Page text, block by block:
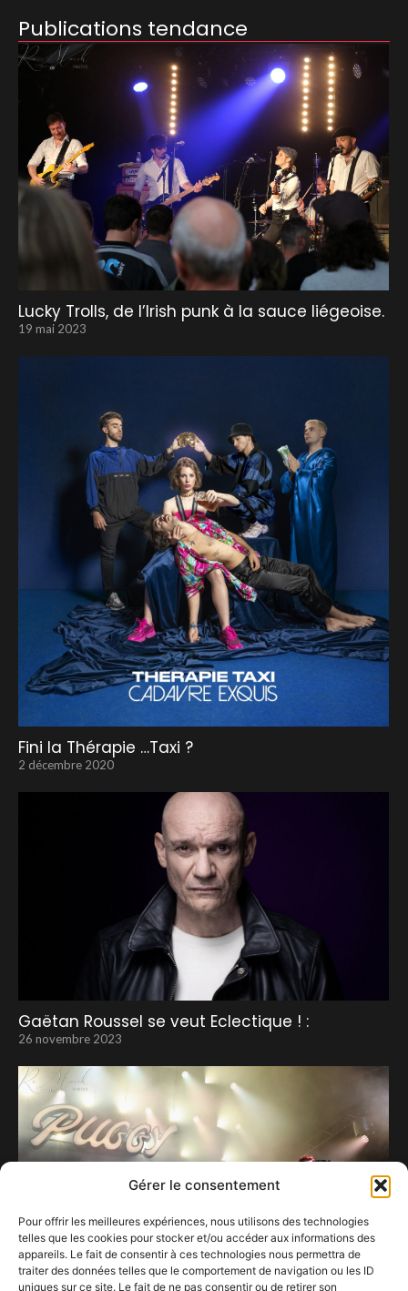
Gérer le consentement
Pour offrir les meilleures expériences, nous utilisons des technologies
telles que les cookies pour stocker et/ou accéder aux informations des
appareils. Le fait de consentir à ces technologies nous permettra de
traiter des données telles que le comportement de navigation ou les ID
uniques sur ce site. Le fait de ne pas consentir ou de retirer son
Publications tendance
Lucky Trolls, de l’Irish punk à la sauce liégeoise.
19 mai 2023
Fini la Thérapie …Taxi ?
2 décembre 2020
Gaëtan Roussel se veut Eclectique ! :
26 novembre 2023